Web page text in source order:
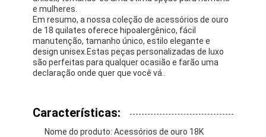
e mulheres.
Em resumo, a nossa coleção de acessórios de ouro
de 18 quilates oferece hipoalergênico, fácil
manutenção, tamanho único, estilo elegante e
design unisex.Estas peças personalizadas de luxo
são perfeitas para qualquer ocasião e farão uma
declaração onde quer que você vá..
Características:
Nome do produto: Acessórios de ouro 18K